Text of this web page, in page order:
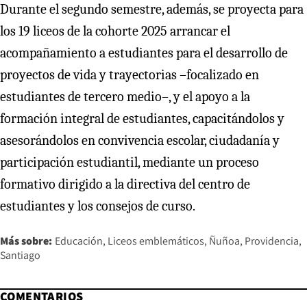
Durante el segundo semestre, además, se proyecta para
los 19 liceos de la cohorte 2025 arrancar el
acompañamiento a estudiantes para el desarrollo de
proyectos de vida y trayectorias –focalizado en
estudiantes de tercero medio–, y el apoyo a la
formación integral de estudiantes, capacitándolos y
asesorándolos en convivencia escolar, ciudadanía y
participación estudiantil, mediante un proceso
formativo dirigido a la directiva del centro de
estudiantes y los consejos de curso.
Más sobre: Educación Liceos emblemáticos Ñuñoa Providencia
Santiago
COMENTARIOS